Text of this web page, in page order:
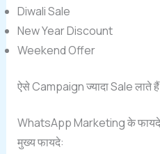
Diwali Sale
New Year Discount
Weekend Offer
ऐसे Campaign ज्यादा Sale लाते
WhatsApp Marketing के फायदे
मुख्य फायदे: